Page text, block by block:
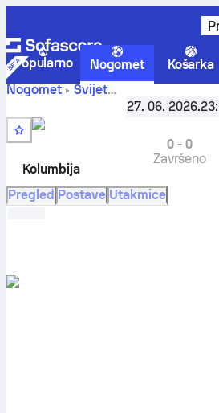
Popularno Nogomet Košarka
Nogomet
Svijet
FIFA Svjetsko prvenstvo, Grupa K
Portugal
rezultati uživo, međusobni
prognoze
27. 06. 2026.
Kolumbija
0-0
Završeno
Pregled Postave Utakmice